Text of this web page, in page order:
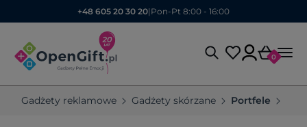
+48 605 20 30 20| Pon-Pt 8:00 - 16:00
0
Gadżety reklamowe Gadżety skórzane Portfele